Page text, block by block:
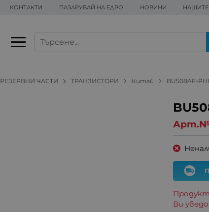
КОНТАКТИ ПАЗАРУВАЙ НА ЕДРО НОВИНИ
РЕЗЕРВНИ ЧАСТИ ТРАНЗИСТОРИ Китай BU508AF-
Ви